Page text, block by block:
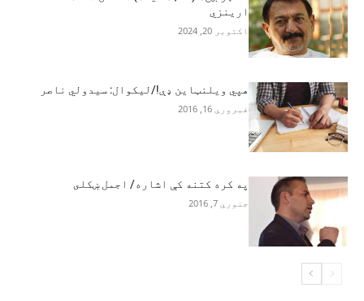
ارینزي
اکتوبر 20, 2024
هپي ویلنټاین ډې!/لیکوال: سیدولي ناصر
فبروري 16, 2016
په کره کتنه کې اشاره/ اجمل ښکلى
جنوري 7, 2016